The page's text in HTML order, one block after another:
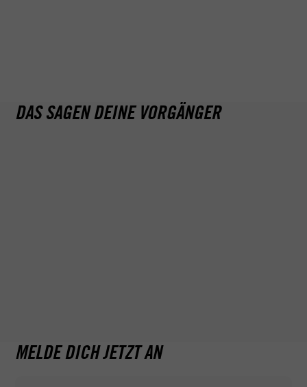
wir helfen dir gerne bei einem kostenlosen Erstgespräch.
DAS SAGEN DEINE VORGÄNGER
MELDE DICH JETZT AN